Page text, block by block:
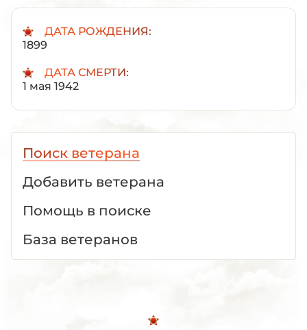
ДАТА РОЖДЕНИЯ:
1899
ДАТА СМЕРТИ:
1 мая 1942
Поиск ветерана
Добавить ветерана
Помощь в поиске
База ветеранов